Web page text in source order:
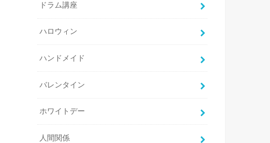
ドラム講座
ハロウィン
ハンドメイド
バレンタイン
ホワイトデー
人間関係